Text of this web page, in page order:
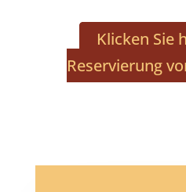
Klicken Sie
Reservierung